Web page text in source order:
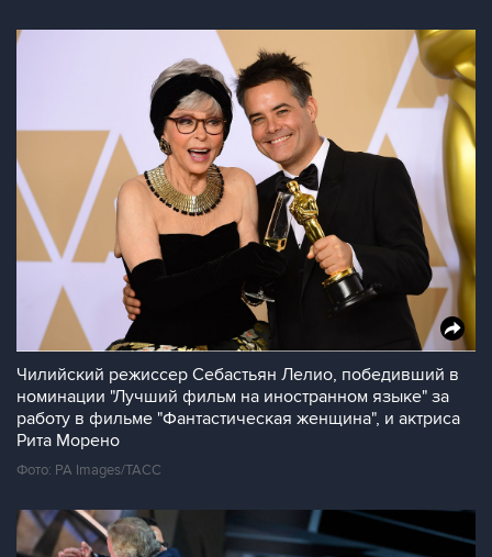
Чилийский режиссер Себастьян Лелио, победивший в
номинации "Лучший фильм на иностранном языке" за
работу в фильме "Фантастическая женщина", и актриса
Рита Морено
Фото: PA Images/ТАСС